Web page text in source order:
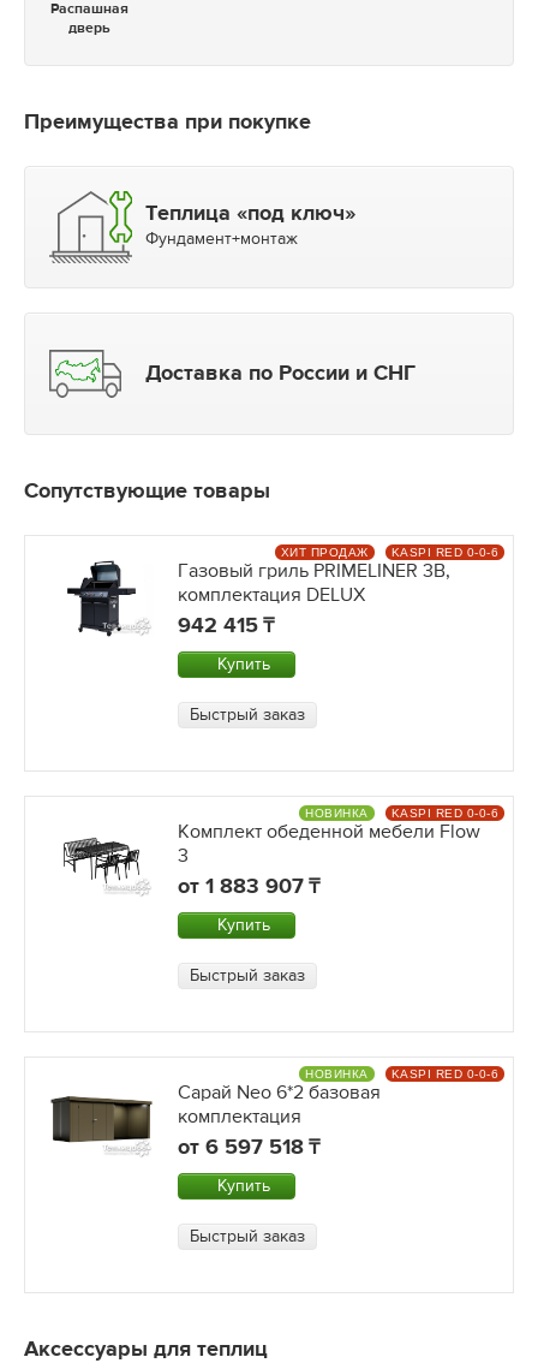
Распашная
дверь
Преимущества при покупке
Теплица «под ключ»
Фундамент+монтаж
Доставка по России и СНГ
Сопутствующие товары
Газовый гриль PRIMELINER 3B,
комплектация DELUX
942 415
Купить
Быстрый заказ
ХИТ ПРОДАЖ KASPI RED 0-0-6
Комплект обеденной мебели Flow
3
от 1 883 907
Купить
Быстрый заказ
НОВИНКА KASPI RED 0-0-6
Сарай Neo 6*2 базовая
комплектация
от 6 597 518
Купить
Быстрый заказ
НОВИНКА KASPI RED 0-0-6
Аксессуары для теплиц